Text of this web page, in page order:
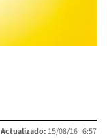
Actualizado: 15/08/16 |6:57